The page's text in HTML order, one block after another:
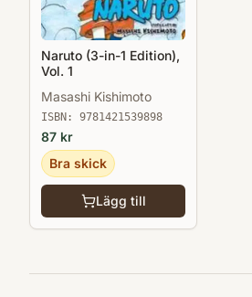
Naruto (3-in-1 Edition),
Vol. 1
Masashi Kishimoto
ISBN: 9781421539898
87 kr
Bra skick
Lägg till